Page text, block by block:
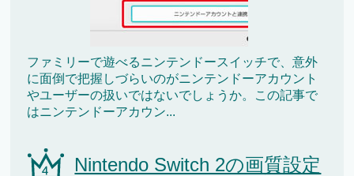
ファミリーで遊べるニンテンドースイッチで、意外
に面倒で把握しづらいのがニンテンドーアカウント
やユーザーの扱いではないでしょうか。この記事で
はニンテンドーアカウン...
Nintendo Switch 2の画質設定